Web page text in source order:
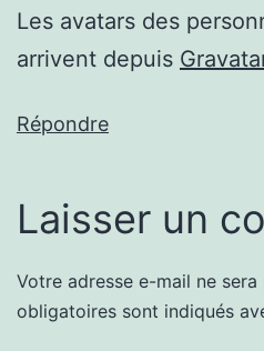
Les avatars des
arrivent depuis
Répondre
Laisser un
Votre adresse e-mail ne sera
obligatoires sont indiqués